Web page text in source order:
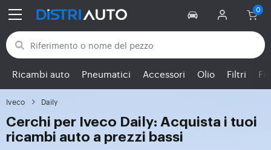
Torna alle categorie
Ricambi auto Pneumatici Accessori Olio Filtri
Iveco Daily
Cerchi per Iveco Daily: Acquista i tuoi
ricambi auto a prezzi bassi